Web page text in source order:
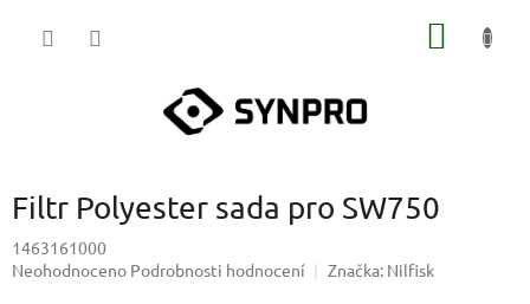
Filtr Polyester sada pro SW750
1463161000
Průměrné
Neohodnoceno Podrobnosti hodnocení Značka: Nilfisk